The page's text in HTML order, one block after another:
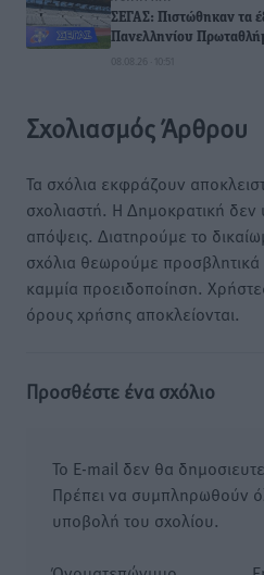
ΣΕΓΑΣ: Πιστώθηκαν τα
Πανελληνίου
08.08.26 · 10:51
Σχολιασμός Άρθρου
Τα σχόλια εκφράζουν
σχολιαστή. Η Δημοκρατική δεν
απόψεις. Διατηρούμε το
σχόλια θεωρούμε προσβλητικά
καμμία προειδοποίηση.
όρους χρήσης αποκλείονται.
Προσθέστε ένα σχόλιο
Το E-mail δεν θα
Πρέπει να συμπληρωθούν
υποβολή του σχολίου.